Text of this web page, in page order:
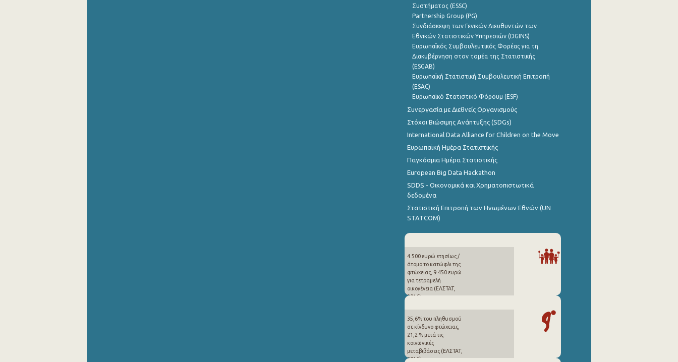
Συστήματος (ESSC)
Partnership Group (PG)
Συνδιάσκεψη των Γενικών Διευθυντών των
Εθνικών Στατιστικών Υπηρεσιών (DGINS)
Ευρωπαϊκός Συμβουλευτικός Φορέας για τη
Διακυβέρνηση στον τομέα της Στατιστικής
(ESGAB)
Ευρωπαϊκή Στατιστική Συμβουλευτική Επιτροπή
(ESAC)
Ευρωπαϊκό Στατιστικό Φόρουμ (ESF)
Συνεργασία με Διεθνείς Οργανισμούς
Στόχοι Βιώσιμης Ανάπτυξης (SDGs)
International Data Alliance for Children on the Move
Ευρωπαϊκή Ημέρα Στατιστικής
Παγκόσμια Ημέρα Στατιστικής
European Big Data Hackathon
SDDS - Οικονομικά και Χρηματοπιστωτικά
δεδομένα
Στατιστική Επιτροπή των Ηνωμένων Εθνών (UN
STATCOM)
4.500 ευρώ ετησίως /
άτομο το κατώφλι της
φτώχειας, 9.450 ευρώ
για τετραμελή
οικογένεια (ΕΛΣΤΑΤ,
2016)
35,6% του πληθυσμού
σε κίνδυνο φτώχειας,
21,2 % μετά τις
κοινωνικές
μεταβιβάσεις (ΕΛΣΤΑΤ,
2016)